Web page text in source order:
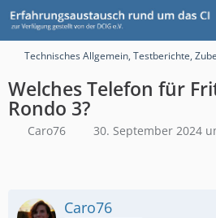
Technisches Allgemein, Testberichte,
Welches Telefon für
Rondo 3?
Caro76 30. September 2024
Caro76